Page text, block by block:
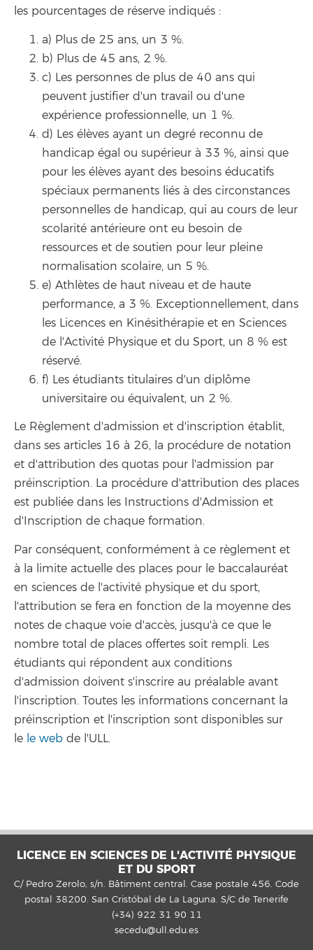
les pourcentages de réserve indiqués :
a) Plus de 25 ans, un 3 %.
b) Plus de 45 ans, 2 %.
c) Les personnes de plus de 40 ans qui
peuvent justifier d'un travail ou d'une
expérience professionnelle, un 1 %.
d) Les élèves ayant un degré reconnu de
handicap égal ou supérieur à 33 %, ainsi que
pour les élèves ayant des besoins éducatifs
spéciaux permanents liés à des circonstances
personnelles de handicap, qui au cours de leur
scolarité antérieure ont eu besoin de
ressources et de soutien pour leur pleine
normalisation scolaire, un 5 %.
e) Athlètes de haut niveau et de haute
performance, a 3 %. Exceptionnellement, dans
les Licences en Kinésithérapie et en Sciences
de l'Activité Physique et du Sport, un 8 % est
réservé.
f) Les étudiants titulaires d'un diplôme
universitaire ou équivalent, un 2 %.
Le Règlement d'admission et d'inscription établit,
dans ses articles 16 à 26, la procédure de notation
et d'attribution des quotas pour l'admission par
préinscription. La procédure d'attribution des places
est publiée dans les Instructions d'Admission et
d'Inscription de chaque formation.
Par conséquent, conformément à ce règlement et
à la limite actuelle des places pour le baccalauréat
en sciences de l'activité physique et du sport,
l'attribution se fera en fonction de la moyenne des
notes de chaque voie d'accès, jusqu'à ce que le
nombre total de places offertes soit rempli. Les
étudiants qui répondent aux conditions
d'admission doivent s'inscrire au préalable avant
l'inscription. Toutes les informations concernant la
préinscription et l'inscription sont disponibles sur
le le web de l'ULL.
LICENCE EN SCIENCES DE L'ACTIVITÉ PHYSIQUE
ET DU SPORT
C/ Pedro Zerolo, s/n. Bâtiment central. Case postale 456. Code
postal 38200. San Cristóbal de La Laguna. S/C de Tenerife
(+34) 922 31 90 11
secedu@ull.edu.es